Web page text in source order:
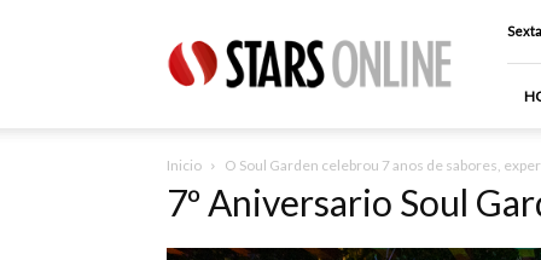
Online
Inicio O Soul Garden celebrou 7 anos de sabores,
7º Aniversario Soul